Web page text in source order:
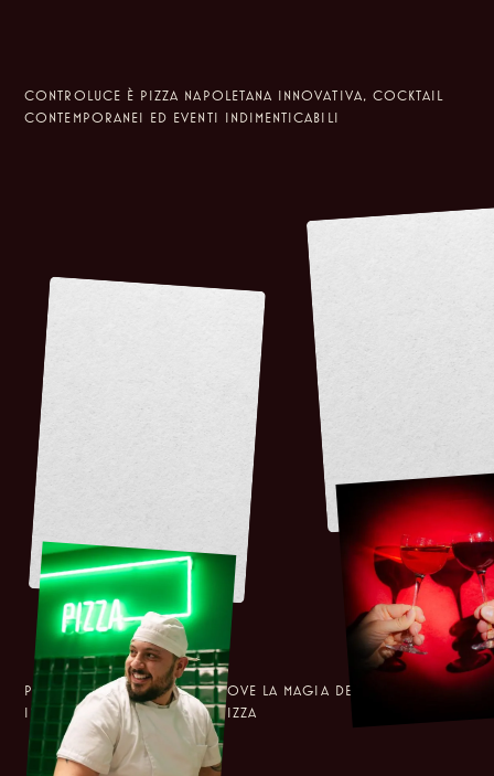
CONTROLUCE È PIZZA NAPOLETANA INNOVATIVA, COCKTAIL
CONTEMPORANEI ED EVENTI INDIMENTICABILI
PERCHÈ TUTTO È POSSIBILE DOVE LA MAGIA DEL CINEMA
INCONTRA IL GUSTO DELLA PIZZA